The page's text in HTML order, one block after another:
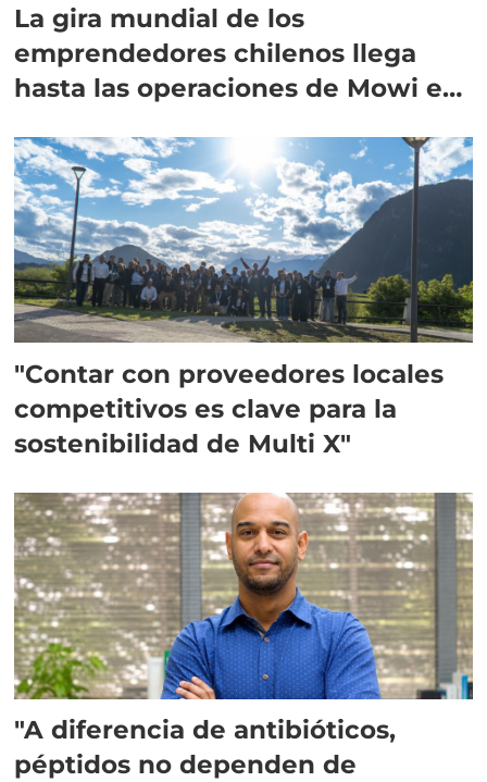
La gira mundial de los
emprendedores chilenos llega
hasta las operaciones de Mowi en
"Contar con proveedores locales
competitivos es clave para la
sostenibilidad de Multi X"
"A diferencia de antibióticos,
péptidos no dependen de